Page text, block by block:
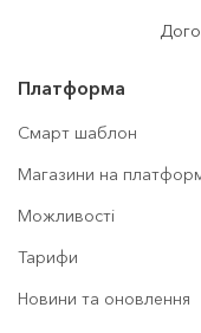
Платформа
Смарт шаблон
Магазини на
Можливості
Тарифи
Новини та оновлення